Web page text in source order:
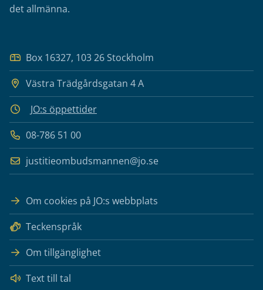
det allmänna.
Box 16327, 103 26 Stockholm
Västra Trädgårdsgatan 4 A
JO:s öppettider
08-786 51 00
justitieombudsmannen@jo.se
Om cookies på JO:s webbplats
Teckenspråk
Om tillgänglighet
Text till tal